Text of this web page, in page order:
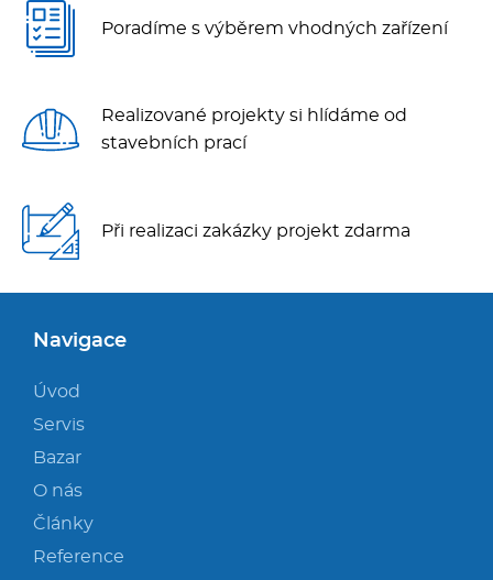
BAZAR
Poradíme s výběrem vhodných zařízení
Realizované projekty si hlídáme od
stavebních prací
Při realizaci zakázky projekt zdarma
Navigace
Úvod
Servis
Bazar
O nás
Články
Reference